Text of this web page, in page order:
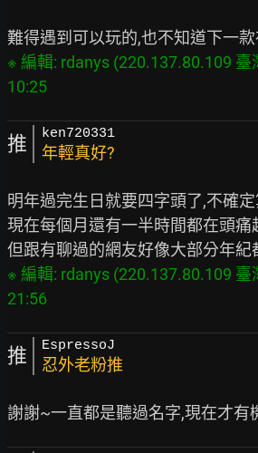
※ 編輯: rdanys (220.137.80.109
推 ken720331
年輕真好?
明年過完生日就要四字頭了,不確
現在每個月還有一半時間都在頭痛
※ 編輯: rdanys (220.137.80.109
推 EspressoJ
忍外老粉推